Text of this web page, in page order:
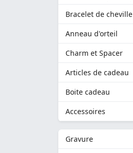
Bracelet de cheville
Anneau d'orteil
Charm et Spacer
Articles de cadeau
Boite cadeau
Accessoires
Gravure